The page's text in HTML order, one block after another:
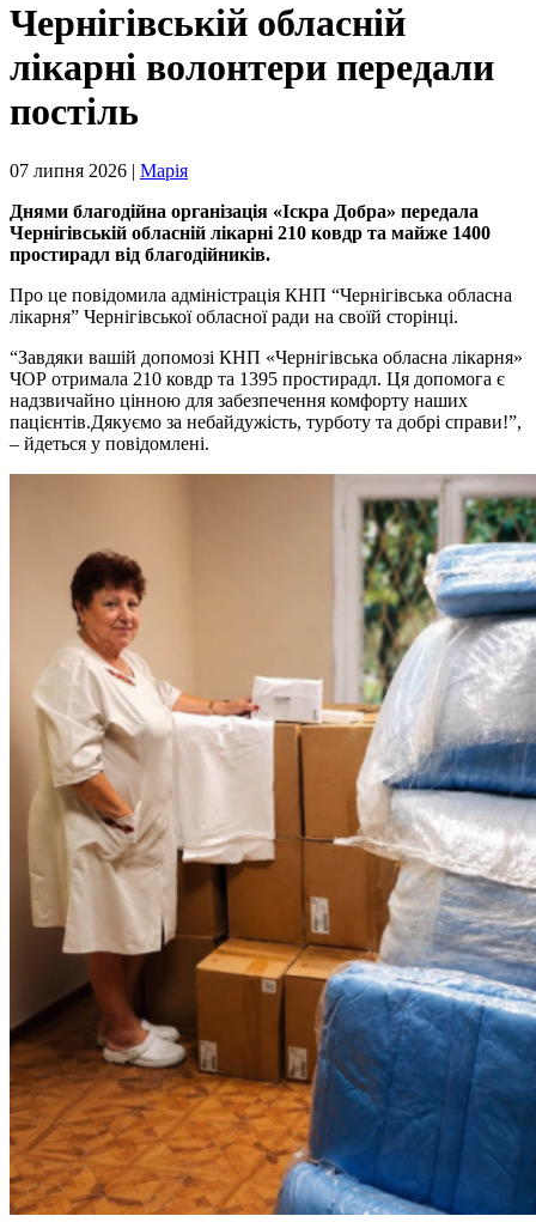
Чернігівській обласній
лікарні волонтери передали
постіль
07 липня 2026 | Марія
Днями благодійна організація «Іскра Добра» передала
Чернігівській обласній лікарні 210 ковдр та майже 1400
простирадл від благодійників.
Про це повідомила адміністрація КНП “Чернігівська обласна
лікарня” Чернігівської обласної ради на своїй сторінці.
“Завдяки вашій допомозі КНП «Чернігівська обласна лікарня»
ЧОР отримала 210 ковдр та 1395 простирадл. Ця допомога є
надзвичайно цінною для забезпечення комфорту наших
пацієнтів.Дякуємо за небайдужість, турботу та добрі справи!”,
– йдеться у повідомлені.